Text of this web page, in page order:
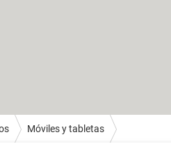
Móviles y tabletas